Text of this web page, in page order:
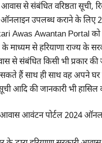
आवास से संबंधित वरिष्ठता सूची,
ऑनलाइन उपलब्ध कराने के लिए
Awas Awantan Portal को
माध्यम से हरियाणा राज्य के
से संबंधित किसी भी प्रकार की
सकते हैं साथ ही साथ वह अपने
सूची आदि की जानकारी भी